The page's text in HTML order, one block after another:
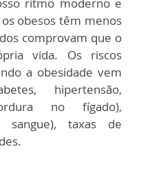
ritmo moderno e
obesos têm menos
comprovam que o
vida. Os riscos
a obesidade vem
hipertensão,
no fígado),
sangue), taxas de